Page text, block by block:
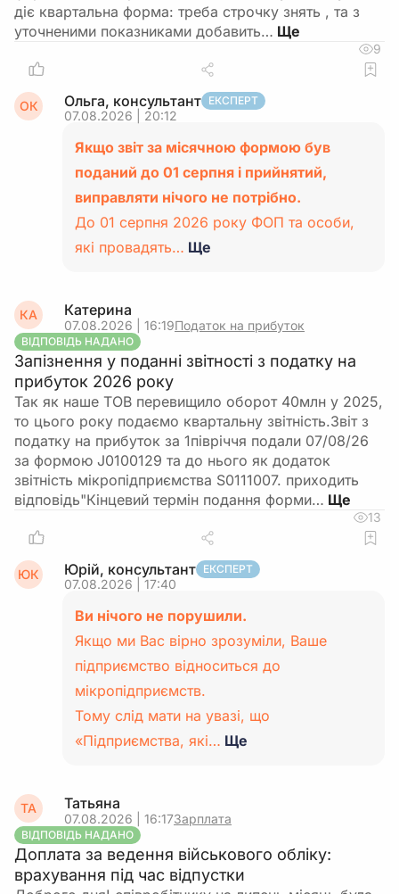
діє квартальна форма: треба строчку знять , та з
уточненими показниками добавить…
9
ОК Ольга, консультант ЕКСПЕРТ
07.08.2026 | 20:12
Якщо звіт за місячною формою був
поданий до 01 серпня і прийнятий,
виправляти нічого не потрібно.
До 01 серпня 2026 року ФОП та особи,
які провадять… Ще
КА Катерина
07.08.2026 | 16:19Податок на прибуток
ВІДПОВІДЬ НАДАНО
Запізнення у поданні звітності з податку на
прибуток 2026 року
Так як наше ТОВ перевищило оборот 40млн у 2025,
то цього року подаємо квартальну звітність.Звіт з
податку на прибуток за 1півріччя подали 07/08/26
за формою J0100129 та до нього як додаток
звітність мікропідприємства S0111007. приходить
відповідь"Кінцевий термін подання форми…
13
ЮК Юрій, консультант ЕКСПЕРТ
07.08.2026 | 17:40
Ви нічого не порушили.
Якщо ми Вас вірно зрозуміли, Ваше
підприємство відноситься до
мікропідприємств.
Тому слід мати на увазі, що
«Підприємства, які… Ще
ТА Татьяна
07.08.2026 | 16:17Зарплата
ВІДПОВІДЬ НАДАНО
Доплата за ведення військового обліку:
врахування під час відпустки